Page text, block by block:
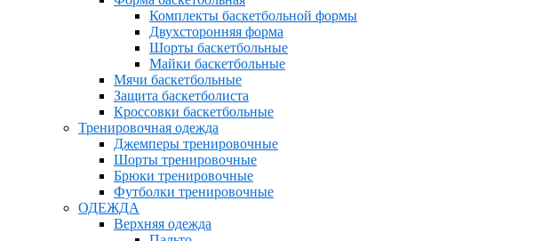
Комплекты баскетбольной формы
Двухсторонняя форма
Шорты баскетбольные
Майки баскетбольные
Мячи баскетбольные
Защита баскетболиста
Кроссовки баскетбольные
Тренировочная одежда
Джемперы тренировочные
Шорты тренировочные
Брюки тренировочные
Футболки тренировочные
ОДЕЖДА
Верхняя одежда